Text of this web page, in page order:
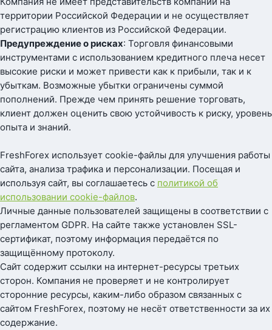
территории Российской Федерации и не осуществляет
регистрацию клиентов из Российской Федерации.
Предупреждение о рисках: Торговля финансовыми
инструментами с использованием кредитного плеча несет
высокие риски и может привести как к прибыли, так и к
убыткам. Возможные убытки ограничены суммой
пополнений. Прежде чем принять решение торговать,
клиент должен оценить свою устойчивость к риску, уровень
опыта и знаний.
FreshForex использует cookie-файлы для улучшения работы
сайта, анализа трафика и персонализации. Посещая и
используя сайт, вы соглашаетесь с политикой об
использовании cookie-файлов.
Личные данные пользователей защищены в соответствии с
регламентом GDPR. На сайте также установлен SSL-
сертификат, поэтому информация передаётся по
защищённому протоколу.
Сайт содержит ссылки на интернет-ресурсы третьих
сторон. Компания не проверяет и не контролирует
сторонние ресурсы, каким-либо образом связанных с
сайтом FreshForex, поэтому не несёт ответственности за их
содержание.